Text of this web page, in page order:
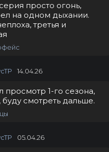
просто огонь,
на одном дыхании.
третья и
14.04.26
просмотр 1-го сезона,
буду смотреть дальше.
05.04.26